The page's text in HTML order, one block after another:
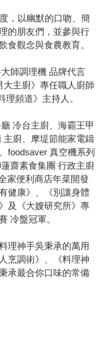
，以幽默的口吻、簡
的朋友們，並參與行
食觀念與食農教育。
師調理機 品牌代言
主廚》專任職人廚師
頻道》主持人。
冷台主廚、海霸王甲
主廚、摩堤節能家電鑄
foodsaver 真空機系列
齋素食集團 行政主廚
家便利商店年菜開發
健康》、《別讓身體
及《大嫂研究所》專
冷盤冠軍。
理神手吳秉承的萬用
烹調術》、《料理神
承最合你口味的常備